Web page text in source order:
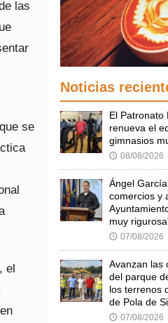
las
se
el
Noticias
El Patronato
renueva el
gimnasios
🕔 08/08/2026
Ángel
comercios y
muy
🕔 07/08/2026
Avanzan las
del parque
los terrenos
de Pola de
🕔 07/08/2026